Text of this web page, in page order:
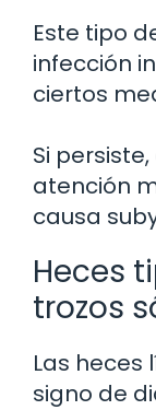
Este tipo
infección
ciertos
Si
atención
causa
Heces
trozos
Las heces
signo de